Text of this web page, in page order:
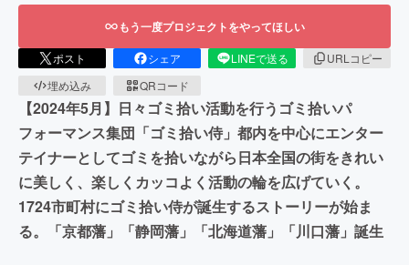
もう一度プロジェクトをやってほしい
ポスト シェア LINEで送る
URLコピー
埋め込み
QRコード
【2024年5月】日々ゴミ拾い活動を行うゴミ拾いパ
フォーマンス集団「ゴミ拾い侍」都内を中心にエンター
テイナーとしてゴミを拾いながら日本全国の街をきれい
に美しく、楽しくカッコよく活動の輪を広げていく。
1724市町村にゴミ拾い侍が誕生するストーリーが始ま
る。「京都藩」「静岡藩」「北海道藩」「川口藩」誕生